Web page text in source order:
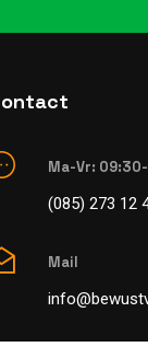
Ma-Vr:
(085) 273 12
Mail